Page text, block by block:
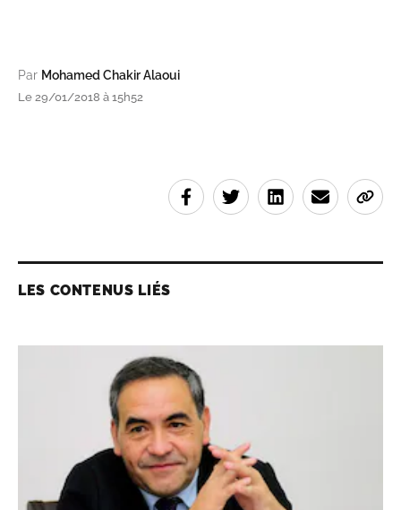
Par Mohamed Chakir Alaoui
Le 29/01/2018 à 15h52
LES CONTENUS LIÉS